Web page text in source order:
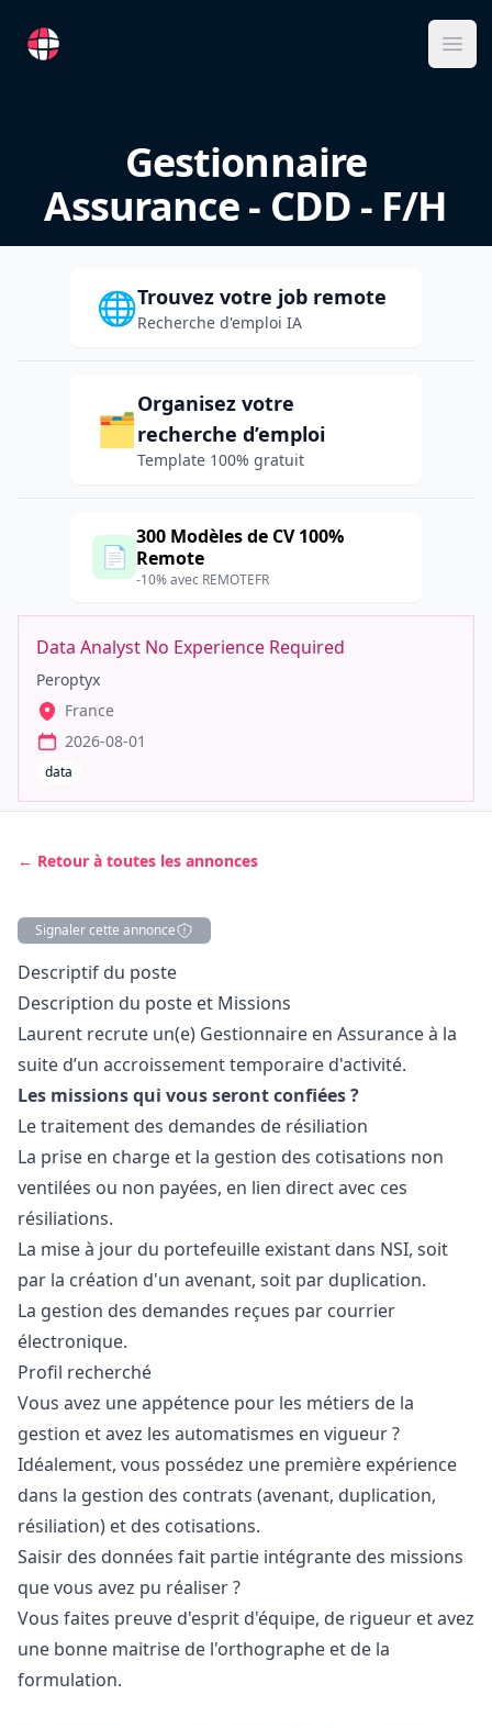
RemoteFR
Gestionnaire
Assurance - CDD - F/H
🌐Trouvez votre job remote
Recherche d'emploi IA
🗂️
Organisez votre
recherche d’emploi
Template 100% gratuit
📄
300 Modèles de CV 100%
Remote
-10% avec REMOTEFR
Data Analyst No Experience Required
Peroptyx
France
2026-08-01
data
← Retour à toutes les annonces
Signaler cette annonce
Description
Descriptif du poste
Description du poste et Missions
Laurent recrute un(e) Gestionnaire en Assurance à la
suite d’un accroissement temporaire d'activité.
Les missions qui vous seront confiées ?
Le traitement des demandes de résiliation
La prise en charge et la gestion des cotisations non
ventilées ou non payées, en lien direct avec ces
résiliations.
La mise à jour du portefeuille existant dans NSI, soit
par la création d'un avenant, soit par duplication.
La gestion des demandes reçues par courrier
électronique.
Profil recherché
Vous avez une appétence pour les métiers de la
gestion et avez les automatismes en vigueur ?
Idéalement, vous possédez une première expérience
dans la gestion des contrats (avenant, duplication,
résiliation) et des cotisations.
Saisir des données fait partie intégrante des missions
que vous avez pu réaliser ?
Vous faites preuve d'esprit d'équipe, de rigueur et avez
une bonne maitrise de l'orthographe et de la
formulation.